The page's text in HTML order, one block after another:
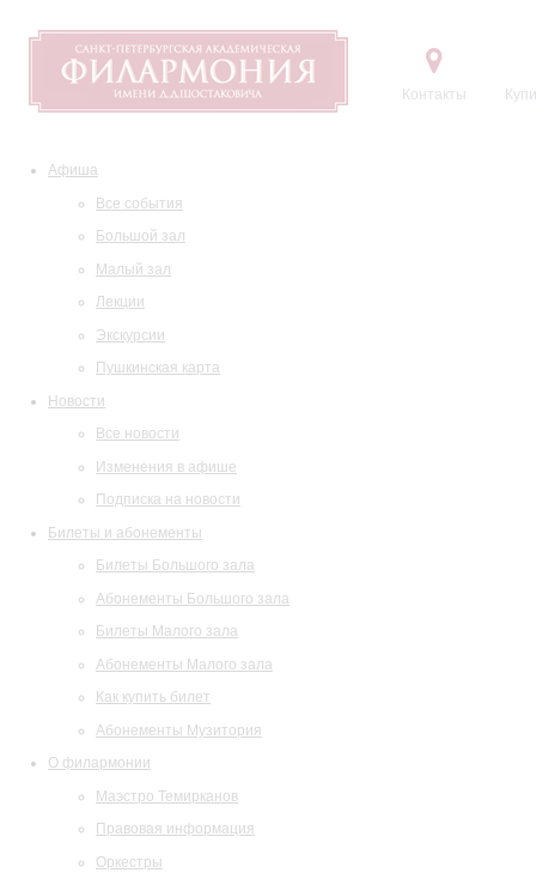
Контакты
Афиша
Все события
Большой зал
Малый зал
Лекции
Экскурсии
Пушкинская карта
Новости
Все новости
Изменения в афише
Подписка на новости
Билеты и абонементы
Билеты Большого зала
Абонементы Большого зала
Билеты Малого зала
Абонементы Малого зала
Как купить билет
Абонементы Музитория
О филармонии
Маэстро Темирканов
Правовая информация
Оркестры